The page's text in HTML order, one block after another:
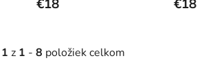
€18 €18
1 z 1 - 8 položiek celkom